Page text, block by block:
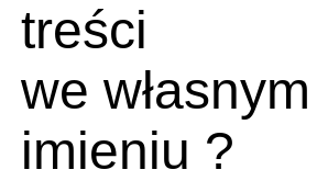
treści
we własnym
imieniu ?